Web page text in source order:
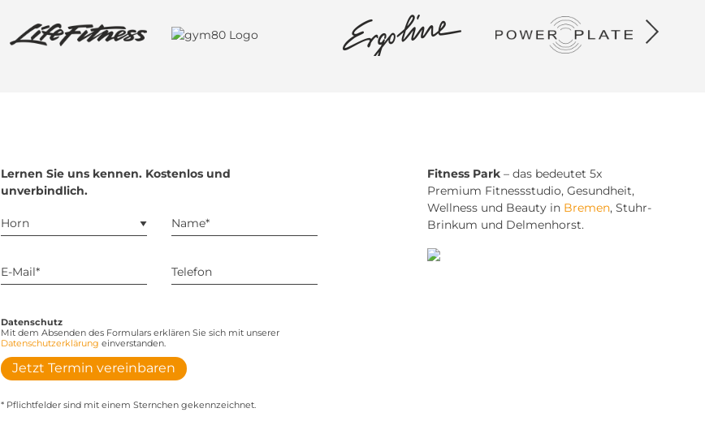
Lernen Sie uns kennen. Kostenlos und
unverbindlich.
Datenschutz
Mit dem Absenden des Formulars erklären Sie sich mit unserer
Datenschutzerklärung einverstanden.
Jetzt Termin vereinbaren
* Pflichtfelder sind mit einem Sternchen gekennzeichnet.
Fitness Park – das bedeutet 5x
Premium Fitnessstudio, Gesundheit,
Wellness und Beauty in Bremen, Stuhr-
Brinkum und Delmenhorst.